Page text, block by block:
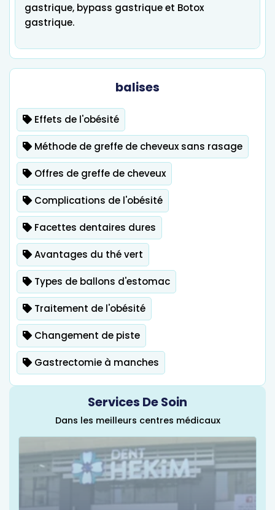
gastrique, bypass gastrique et Botox
gastrique.
balises
Effets de l'obésité
Méthode de greffe de cheveux sans rasage
Offres de greffe de cheveux
Complications de l'obésité
Facettes dentaires dures
Avantages du thé vert
Types de ballons d'estomac
Traitement de l'obésité
Changement de piste
Gastrectomie à manches
Services De Soin
Dans les meilleurs centres médicaux